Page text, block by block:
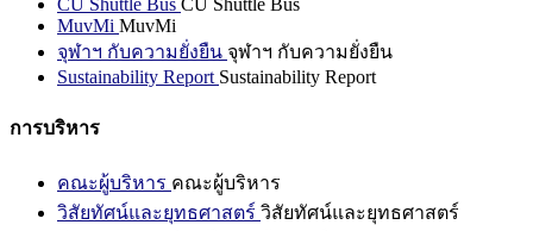
MuvMi MuvMi
จุฬาฯ กับความยั่งยืน จุฬาฯ กับความยั่งยืน
Sustainability Report Sustainability Report
การบริหาร
คณะผู้บริหาร คณะผู้บริหาร
วิสัยทัศน์และยุทธศาสตร์ วิสัยทัศน์และยุทธศาสตร์